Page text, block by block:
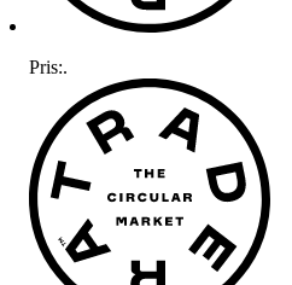
Pris:.